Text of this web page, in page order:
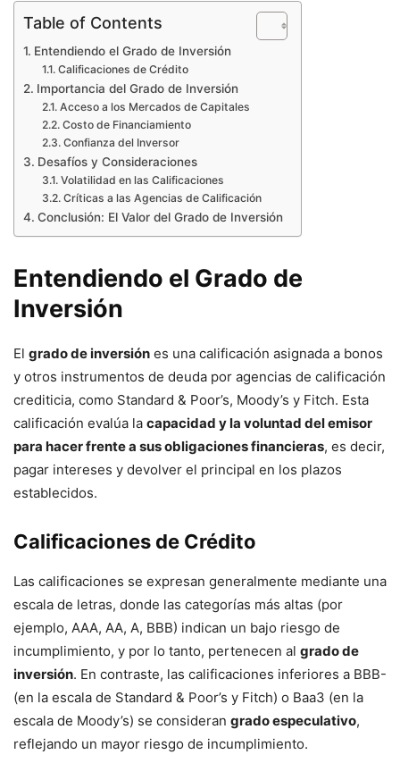
Table of Contents
Entendiendo el Grado de Inversión
Calificaciones de Crédito
Importancia del Grado de Inversión
Acceso a los Mercados de Capitales
Costo de Financiamiento
Confianza del Inversor
Desafíos y Consideraciones
Volatilidad en las Calificaciones
Críticas a las Agencias de Calificación
Conclusión: El Valor del Grado de Inversión
Entendiendo el Grado de
Inversión
El grado de inversión es una calificación asignada a bonos
y otros instrumentos de deuda por agencias de calificación
crediticia, como Standard & Poor’s, Moody’s y Fitch. Esta
calificación evalúa la capacidad y la voluntad del emisor
para hacer frente a sus obligaciones financieras, es decir,
pagar intereses y devolver el principal en los plazos
establecidos.
Calificaciones de Crédito
Las calificaciones se expresan generalmente mediante una
escala de letras, donde las categorías más altas (por
ejemplo, AAA, AA, A, BBB) indican un bajo riesgo de
incumplimiento, y por lo tanto, pertenecen al grado de
inversión. En contraste, las calificaciones inferiores a BBB-
(en la escala de Standard & Poor’s y Fitch) o Baa3 (en la
escala de Moody’s) se consideran grado especulativo,
reflejando un mayor riesgo de incumplimiento.